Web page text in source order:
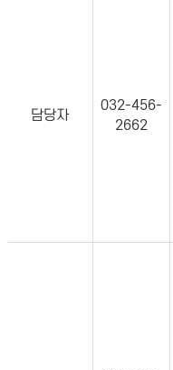
담당자
032-456-
2662